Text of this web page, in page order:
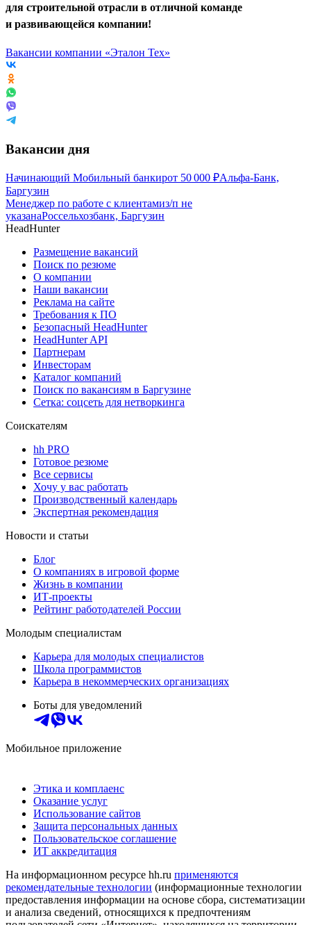
для строительной отрасли в отличной команде
и развивающейся компании!
Вакансии компании «Эталон Тех»
Вакансии дня
Начинающий Мобильный банкирот 50 000 ₽Альфа-Банк,
Баргузин
Менеджер по работе с клиентамиз/п не
указанаРоссельхозбанк, Баргузин
HeadHunter
Размещение вакансий
Поиск по резюме
О компании
Наши вакансии
Реклама на сайте
Требования к ПО
Безопасный HeadHunter
HeadHunter API
Партнерам
Инвесторам
Каталог компаний
Поиск по вакансиям в Баргузине
Сетка: соцсеть для нетворкинга
Соискателям
hh PRO
Готовое резюме
Все сервисы
Хочу у вас работать
Производственный календарь
Экспертная рекомендация
Новости и статьи
Блог
О компаниях в игровой форме
Жизнь в компании
ИТ-проекты
Рейтинг работодателей России
Молодым специалистам
Карьера для молодых специалистов
Школа программистов
Карьера в некоммерческих организациях
Боты для уведомлений
Мобильное приложение
Этика и комплаенс
Оказание услуг
Использование сайтов
Защита персональных данных
Пользовательское соглашение
ИТ аккредитация
На информационном ресурсе hh.ru применяются
рекомендательные технологии (информационные технологии
предоставления информации на основе сбора, систематизации
и анализа сведений, относящихся к предпочтениям